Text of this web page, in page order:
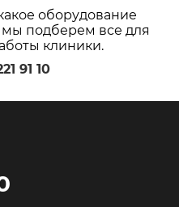
оборудование
подберем все для
клиники.
91 10